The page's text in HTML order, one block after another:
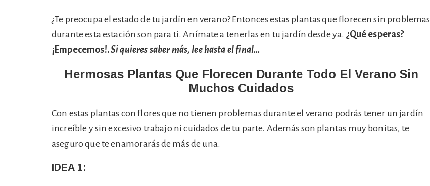
¿Te preocupa el estado de tu jardín en verano? Entonces estas plantas que florecen sin problemas
durante esta estación son para ti. Anímate a tenerlas en tu jardín desde ya. ¿Qué esperas?
¡Empecemos!.Si quieres saber más, lee hasta el final…
Hermosas Plantas Que Florecen Durante Todo El Verano Sin
Muchos Cuidados
Con estas plantas con flores que no tienen problemas durante el verano podrás tener un jardín
increíble y sin excesivo trabajo ni cuidados de tu parte. Además son plantas muy bonitas, te
aseguro que te enamorarás de más de una.
IDEA 1: